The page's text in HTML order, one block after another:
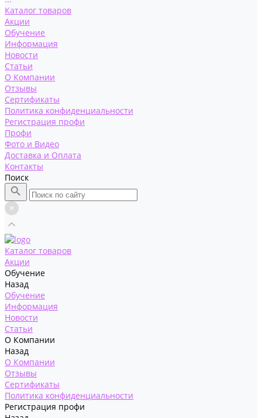
Каталог товаров
Акции
Обучение
Информация
Новости
Статьи
О Компании
Отзывы
Сертификаты
Политика конфиденциальности
Регистрация профи
Профи
Фото и Видео
Доставка и Оплата
Контакты
Поиск
Каталог товаров
Акции
Обучение
Назад
Обучение
Информация
Новости
Статьи
О Компании
Назад
О Компании
Отзывы
Сертификаты
Политика конфиденциальности
Регистрация профи